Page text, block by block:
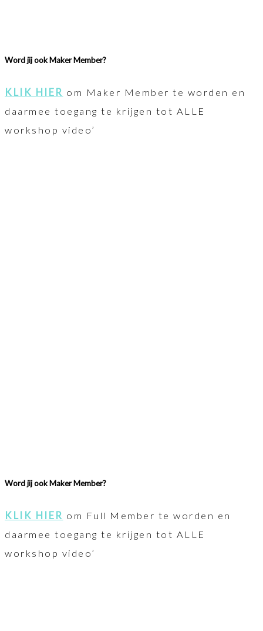
Word jij ook Maker Member?
KLIK HIER om Maker Member te worden en
daarmee toegang te krijgen tot ALLE
workshop video’
Word jij ook Maker Member?
KLIK HIER om Full Member te worden en
daarmee toegang te krijgen tot ALLE
workshop video’